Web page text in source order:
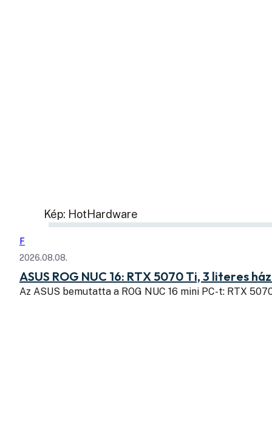
Kép: HotHardware
F
2026.08.08.
ASUS ROG NUC 16: RTX 5070 Ti, 3 literes
Az ASUS bemutatta a ROG NUC 16 mini PC-t: RTX